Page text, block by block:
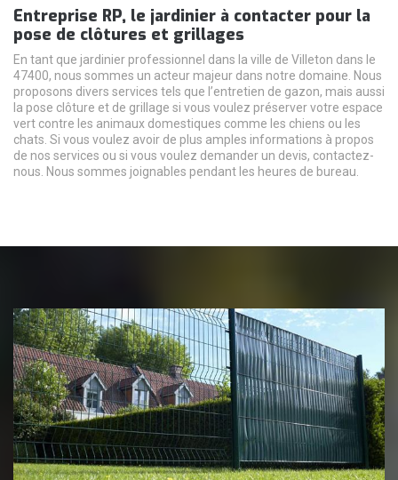
Entreprise RP, le jardinier à contacter pour la
pose de clôtures et grillages
En tant que jardinier professionnel dans la ville de Villeton dans le
47400, nous sommes un acteur majeur dans notre domaine. Nous
proposons divers services tels que l’entretien de gazon, mais aussi
la pose clôture et de grillage si vous voulez préserver votre espace
vert contre les animaux domestiques comme les chiens ou les
chats. Si vous voulez avoir de plus amples informations à propos
de nos services ou si vous voulez demander un devis, contactez-
nous. Nous sommes joignables pendant les heures de bureau.